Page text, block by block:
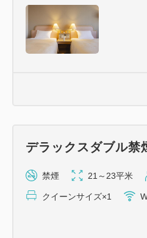
デラックスダブル禁
禁煙 21～23平米
クイーンサイズ×1